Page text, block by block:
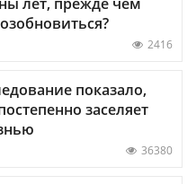
2416
показало,
заселяет
36380